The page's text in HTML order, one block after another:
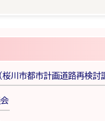
川市都市計画道路再検討